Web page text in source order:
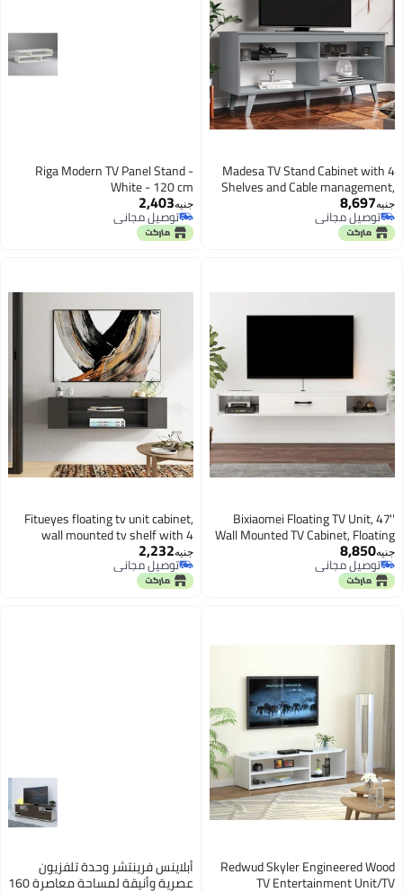
Madesa TV Stand Cabinet with 4
Shelves and Cable management,
TV Table Unit for TVs up to 55
Inches, Wooden, 58 H x 38 D x 136
L cm – Grey
جنيه8,697
توصيل مجاني
توصيل مجاني
Riga Modern TV Panel Stand -
White - 120 cm
جنيه2,403
توصيل مجاني
توصيل مجاني
Bixiaomei Floating TV Unit, 47''
Wall Mounted TV Cabinet, Floating
Shelves with Door, Modern
Entertainment Media Console
Center Large Storage TV Bench for
جنيه8,850
توصيل مجاني
توصيل مجاني
Fitueyes floating tv unit cabinet,
wall mounted tv shelf with 4
storages for living room,
entertainment center
جنيه2,232
توصيل مجاني
توصيل مجاني
Redwud Skyler Engineered Wood
TV Entertainment Unit/TV
أبلاينس فرينتشر وحدة تلفزيون
عصرية وأنيقة لمساحة معاصرة 160